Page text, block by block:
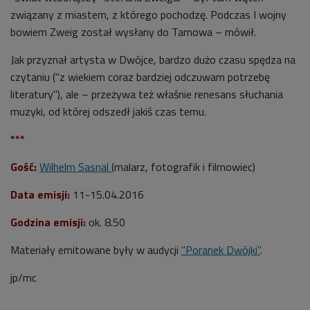
związany z miastem, z którego pochodzę. Podczas I wojny
bowiem Zweig został wysłany do Tarnowa – mówił.
Jak przyznał artysta w Dwójce, bardzo dużo czasu spędza na
czytaniu ("z wiekiem coraz bardziej odczuwam potrzebę
literatury"), ale – przeżywa też właśnie renesans słuchania
muzyki, od której odszedł jakiś czas temu.
***
Gość: Wilhelm Sasnal (malarz, fotografik i filmowiec)
Data emisji: 11-15.04.2016
Godzina emisji: ok. 8.50
Materiały emitowane były w audycji "Poranek Dwójki".
jp/mc